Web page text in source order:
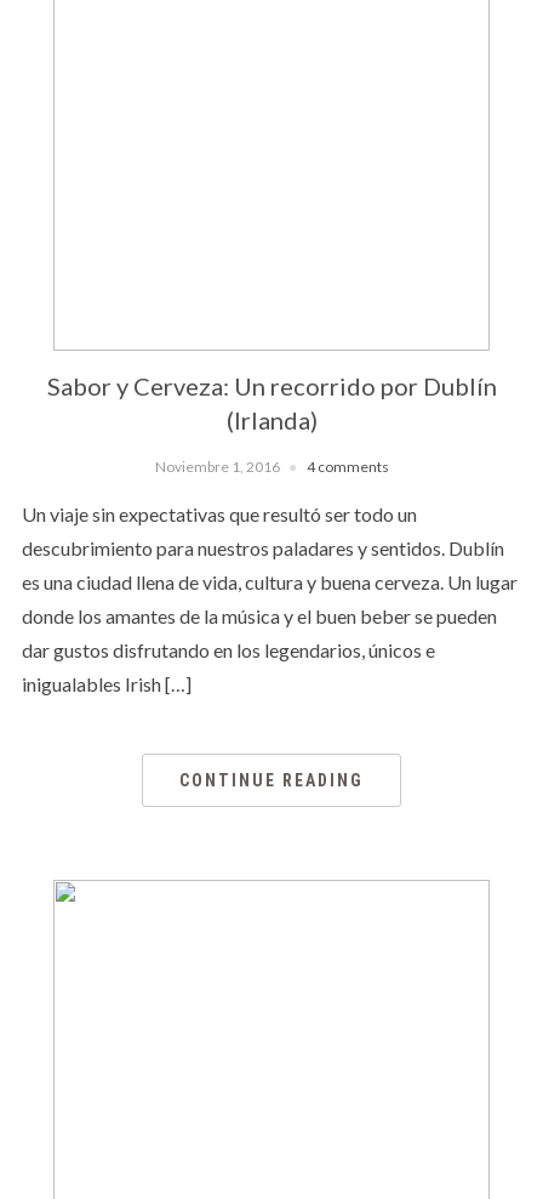
Sabor y Cerveza: Un recorrido por Dublín
(Irlanda)
Noviembre 1, 2016 4 comments
Un viaje sin expectativas que resultó ser todo un
descubrimiento para nuestros paladares y sentidos. Dublín
es una ciudad llena de vida, cultura y buena cerveza. Un lugar
donde los amantes de la música y el buen beber se pueden
dar gustos disfrutando en los legendarios, únicos e
inigualables Irish […]
CONTINUE READING